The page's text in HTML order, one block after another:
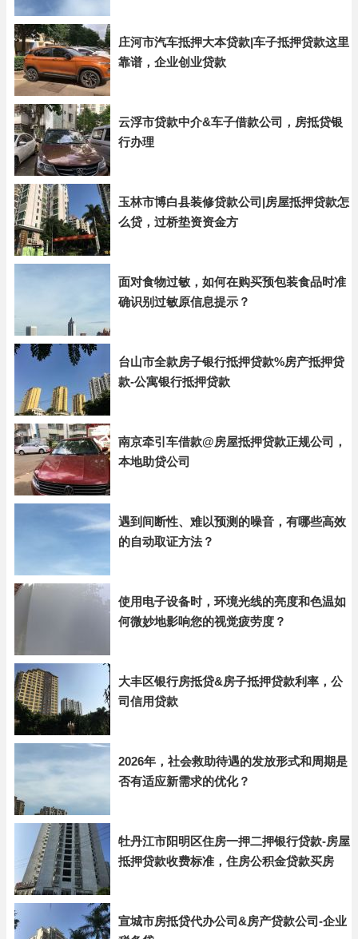
庄河市汽车抵押大本贷款|车子抵押贷款这里
靠谱，企业创业贷款
云浮市贷款中介&车子借款公司，房抵贷银
行办理
玉林市博白县装修贷款公司|房屋抵押贷款怎
么贷，过桥垫资资金方
面对食物过敏，如何在购买预包装食品时准
确识别过敏原信息提示？
台山市全款房子银行抵押贷款%房产抵押贷
款-公寓银行抵押贷款
南京牵引车借款@房屋抵押贷款正规公司，
本地助贷公司
遇到间断性、难以预测的噪音，有哪些高效
的自动取证方法？
使用电子设备时，环境光线的亮度和色温如
何微妙地影响您的视觉疲劳度？
大丰区银行房抵贷&房子抵押贷款利率，公
司信用贷款
2026年，社会救助待遇的发放形式和周期是
否有适应新需求的优化？
牡丹江市阳明区住房一押二押银行贷款-房屋
抵押贷款收费标准，住房公积金贷款买房
宣城市房抵贷代办公司&房产贷款公司-企业